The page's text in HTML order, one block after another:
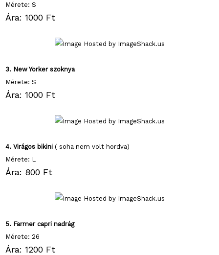
Mérete: S
Ára: 1000 Ft
3. New Yorker szoknya
Mérete: S
Ára: 1000 Ft
4. Virágos bikini ( soha nem volt hordva)
Mérete: L
Ára: 800 Ft
5. Farmer capri nadrág
Mérete: 26
Ára: 1200 Ft